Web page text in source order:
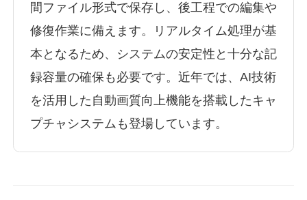
間ファイル形式で保存し、後工程での編集や
修復作業に備えます。リアルタイム処理が基
本となるため、システムの安定性と十分な記
録容量の確保も必要です。近年では、AI技術
を活用した自動画質向上機能を搭載したキャ
プチャシステムも登場しています。